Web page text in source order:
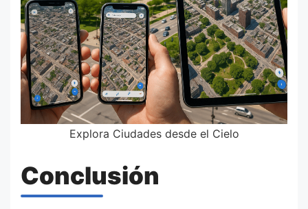
Explora Ciudades desde el Cielo
Conclusión